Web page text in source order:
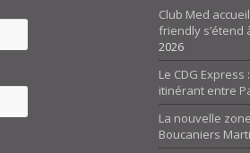
Club Med
friendly s’étend
2026
Le CDG
itinérant entre
La nouvelle
Boucaniers